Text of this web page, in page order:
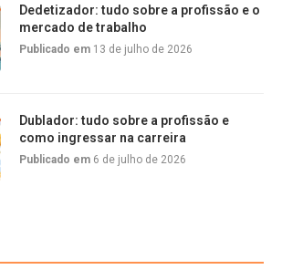
Dedetizador: tudo sobre a profissão e o
mercado de trabalho
Publicado em 13 de julho de 2026
Dublador: tudo sobre a profissão e
como ingressar na carreira
Publicado em 6 de julho de 2026